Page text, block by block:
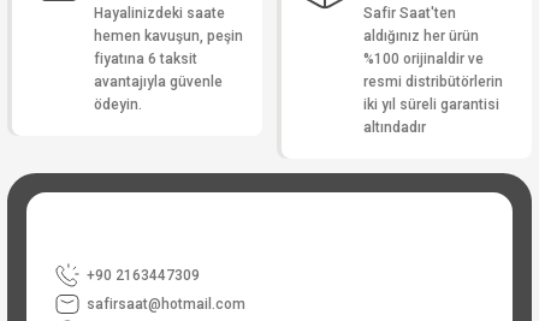
Hayalinizdeki saate
hemen kavuşun, peşin
fiyatına 6 taksit
avantajıyla güvenle
ödeyin.
Safir Saat'ten
aldığınız her ürün
%100 orijinaldir ve
resmi distribütörlerin
iki yıl süreli garantisi
altındadır
+90 2163447309
safirsaat@hotmail.com